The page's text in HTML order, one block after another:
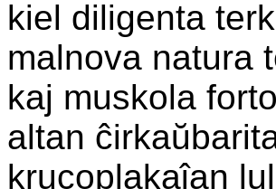
kiel diligenta
malnova natura
kaj muskola
altan
krucoplakaĵan